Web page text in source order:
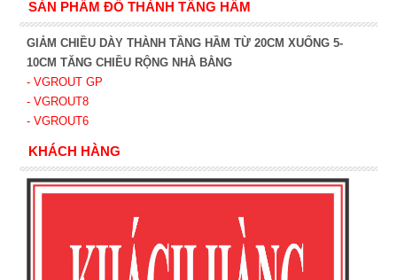
SẢN PHẨM ĐỔ THÀNH TẦNG HẦM
GIẢM CHIỀU DÀY THÀNH TẦNG HẦM TỪ 20CM XUỐNG 5-
10CM TĂNG CHIỀU RỘNG NHÀ BẰNG
- VGROUT GP
- VGROUT8
- VGROUT6
KHÁCH HÀNG